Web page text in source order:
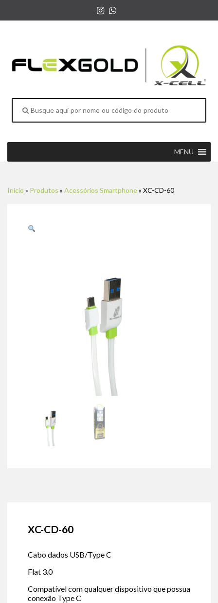
MENU
Início » Produtos » Acessórios Smartphone» XC-CD-60
XC-CD-60
Cabo dados USB/Type C
Flat 3.0
Compatível com qualquer dispositivo que possua
conexão Type C